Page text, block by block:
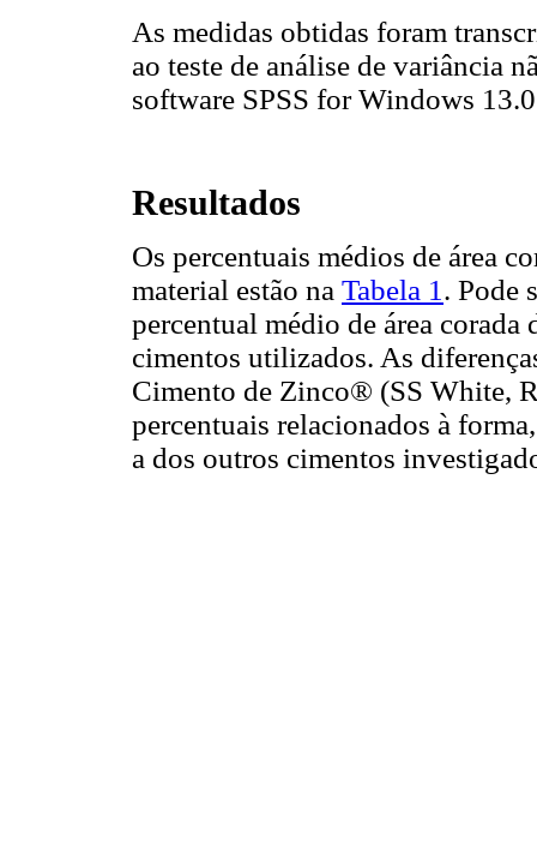
As medidas obtidas foram
ao teste de análise de variância
software SPSS for Windows
Resultados
Os percentuais médios de área
material estão na Tabela 1 . Pode
percentual médio de área
cimentos utilizados. As
Cimento de Zinco® (SS White,
percentuais relacionados à
a dos outros cimentos